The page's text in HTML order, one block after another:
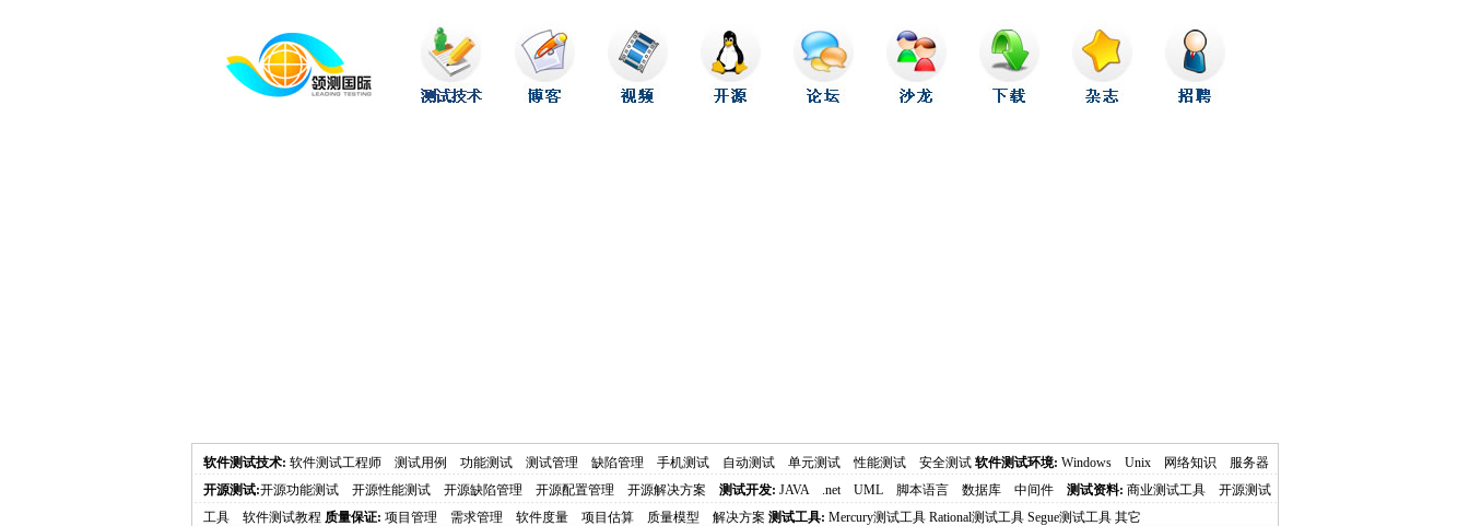
软件测试技术: 软件测试工程师 测试用例 功能测试 测试管理 缺陷管理 手机测试 自动测试 单元测试 性能测试 安全测试 软件测试环境: Windows Unix 网络知识
服务器
开源测试:开源功能测试 开源性能测试 开源缺陷管理 开源配置管理 开源解决方案 测试开发: JAVA .net UML 脚本语言 数据库 中间件 测试资料: 商业测试工具
开源测试
工具
软件测试教程 质量保证: 项目管理 需求管理 软件度量 项目估算 质量模型 解决方案 测试工具: Mercury测试工具 Rational测试工具 Segue测试工具 其它